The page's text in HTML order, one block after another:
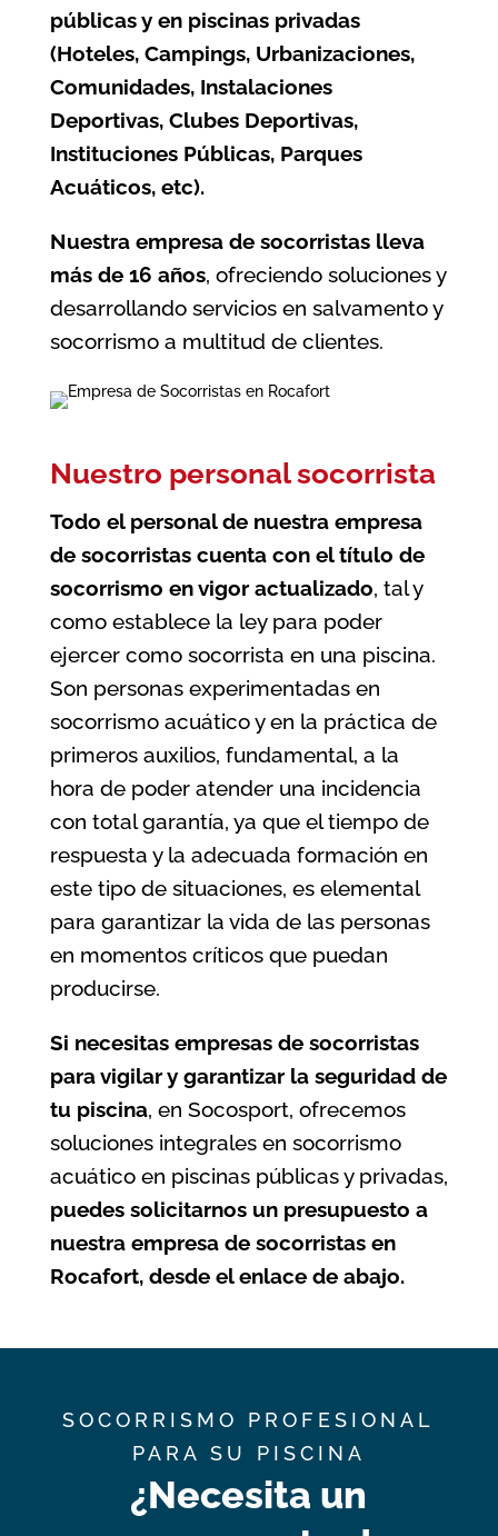
públicas y en piscinas privadas
(Hoteles, Campings, Urbanizaciones,
Comunidades, Instalaciones
Deportivas, Clubes Deportivas,
Instituciones Públicas, Parques
Acuáticos, etc).
Nuestra empresa de socorristas lleva
más de 16 años, ofreciendo soluciones y
desarrollando servicios en salvamento y
socorrismo a multitud de clientes.
Nuestro personal socorrista
Todo el personal de nuestra empresa
de socorristas cuenta con el título de
socorrismo en vigor actualizado, tal y
como establece la ley para poder
ejercer como socorrista en una piscina.
Son personas experimentadas en
socorrismo acuático y en la práctica de
primeros auxilios, fundamental, a la
hora de poder atender una incidencia
con total garantía, ya que el tiempo de
respuesta y la adecuada formación en
este tipo de situaciones, es elemental
para garantizar la vida de las personas
en momentos críticos que puedan
producirse.
Si necesitas empresas de socorristas
para vigilar y garantizar la seguridad de
tu piscina, en Socosport, ofrecemos
soluciones integrales en socorrismo
acuático en piscinas públicas y privadas,
puedes solicitarnos un presupuesto a
nuestra empresa de socorristas en
Rocafort, desde el enlace de abajo.
SOCORRISMO PROFESIONAL
PARA SU PISCINA
¿Necesita un